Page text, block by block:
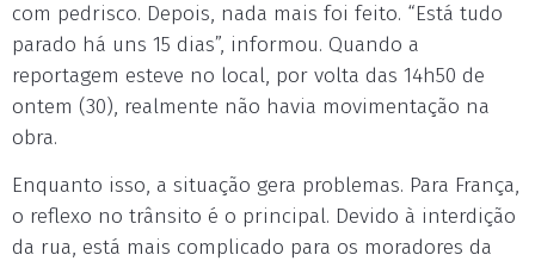
com pedrisco. Depois, nada mais foi feito. “Está tudo
parado há uns 15 dias”, informou. Quando a
reportagem esteve no local, por volta das 14h50 de
ontem (30), realmente não havia movimentação na
obra.
Enquanto isso, a situação gera problemas. Para França,
o reflexo no trânsito é o principal. Devido à interdição
da rua, está mais complicado para os moradores da